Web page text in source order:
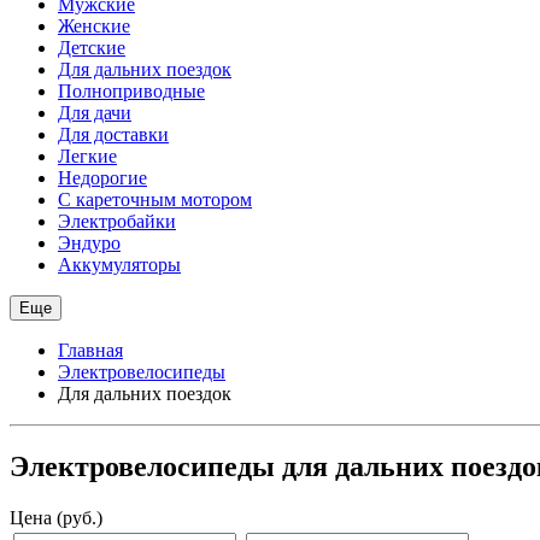
Мужские
Женские
Детские
Для дальних поездок
Полноприводные
Для дачи
Для доставки
Легкие
Недорогие
С кареточным мотором
Электробайки
Эндуро
Аккумуляторы
Еще
Главная
Электровелосипеды
Для дальних поездок
Электровелосипеды для дальних
Цена (руб.)